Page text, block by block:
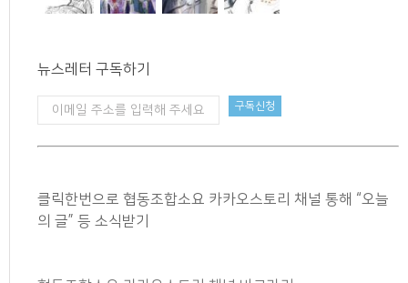
뉴스레터 구독하기
클릭한번으로 협동조합소요 카카오스토리 채널 통해 “오늘
의 글” 등 소식받기